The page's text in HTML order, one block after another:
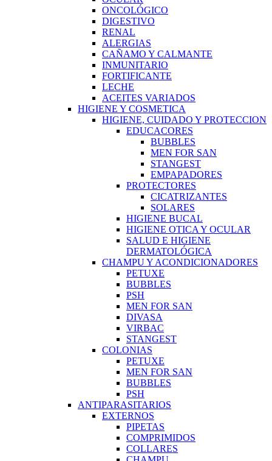
ONCOLÓGICO
DIGESTIVO
RENAL
ALERGIAS
CAÑAMO Y CALMANTE
INMUNITARIO
FORTIFICANTE
LECHE
ACEITES VARIADOS
HIGIENE Y COSMETICA
HIGIENE, CUIDADO Y PROTECCION
EDUCACORES
BUBBLES
MEN FOR SAN
STANGEST
EMPAPADORES
PROTECTORES
CICATRIZANTES
SOLARES
HIGIENE BUCAL
HIGIENE OTICA Y OCULAR
SALUD E HIGIENE
DERMATOLÓGICA
CHAMPU Y ACONDICIONADORES
PETUXE
BUBBLES
PSH
MEN FOR SAN
DIVASA
VIRBAC
STANGEST
COLONIAS
PETUXE
MEN FOR SAN
BUBBLES
PSH
ANTIPARASITARIOS
EXTERNOS
PIPETAS
COMPRIMIDOS
COLLARES